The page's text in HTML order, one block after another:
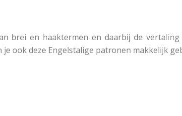
brei en haaktermen en daarbij de
ook deze Engelstalige patronen makkelijk